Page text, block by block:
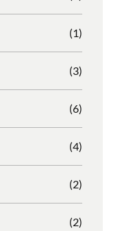
(1)
(3)
(6)
(4)
(2)
(2)